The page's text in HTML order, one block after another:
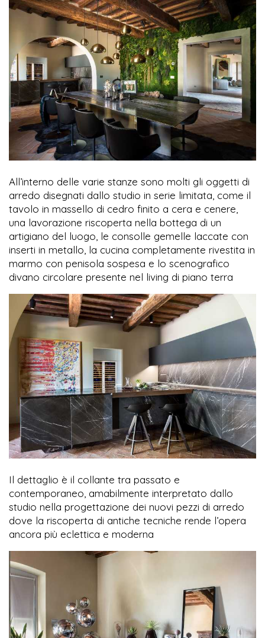
All’interno delle varie stanze sono molti gli oggetti di
arredo disegnati dallo studio in serie limitata, come il
tavolo in massello di cedro finito a cera e cenere,
una lavorazione riscoperta nella bottega di un
artigiano del luogo, le consolle gemelle laccate con
inserti in metallo, la cucina completamente rivestita in
marmo con penisola sospesa e lo scenografico
divano circolare presente nel living di piano terra
Il dettaglio è il collante tra passato e
contemporaneo, amabilmente interpretato dallo
studio nella progettazione dei nuovi pezzi di arredo
dove la riscoperta di antiche tecniche rende l’opera
ancora più eclettica e moderna